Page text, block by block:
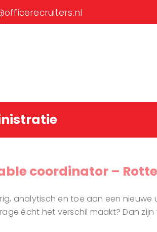
coordinator –
analytisch en toe aan een
écht het verschil maakt? Dan zijn